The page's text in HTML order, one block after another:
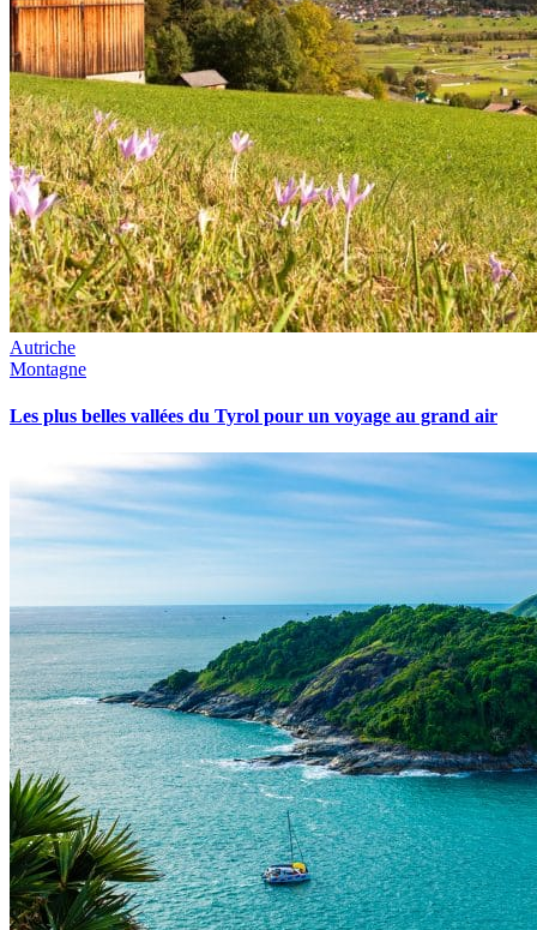
Autriche
Montagne
Les plus belles vallées du Tyrol pour un voyage au grand air